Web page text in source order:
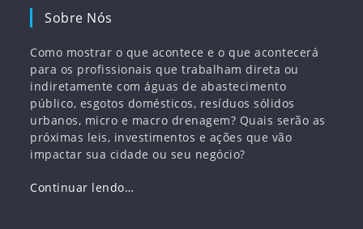
Sobre Nós
Como mostrar o que acontece e o que acontecerá
para os profissionais que trabalham direta ou
indiretamente com águas de abastecimento
público, esgotos domésticos, resíduos sólidos
urbanos, micro e macro drenagem? Quais serão as
próximas leis, investimentos e ações que vão
impactar sua cidade ou seu negócio?
Continuar lendo…